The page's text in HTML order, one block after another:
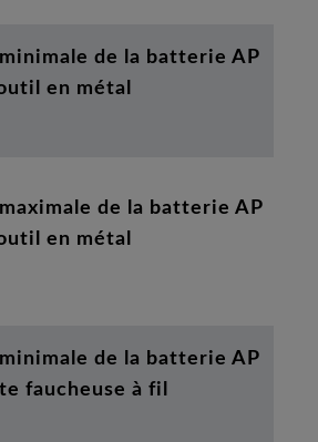
de la batterie AP
en métal
de la batterie AP
en métal
de la batterie AP
faucheuse à fil